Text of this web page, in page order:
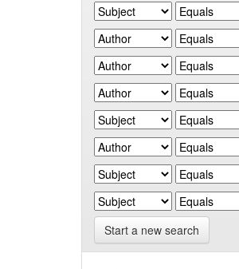
Start a new search